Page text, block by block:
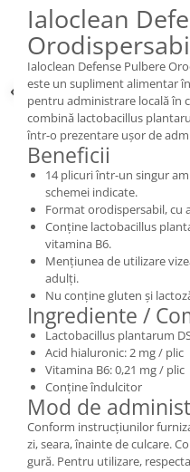
Ialoclean
Ialoclean Defense Pulbere
este un supliment alimentar
pentru administrare locală în
combină lactobacillus
într-o prezentare ușor de
Beneficii
14 plicuri într-un singur
schemei indicate.
Format orodispersabil, cu
Conține lactobacillus
vitamina B6.
Mențiunea de utilizare
adulți.
Nu conține gluten și
Ingrediente /
Lactobacillus plantarum
Acid hialuronic: 2 mg / plic
Vitamina B6: 0,21 mg / plic
Conține îndulcitor
Mod de
Conform instrucțiunilor
zi, seara, înainte de culcare.
gură. Pentru utilizare,